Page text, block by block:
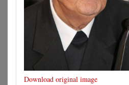
Download original image